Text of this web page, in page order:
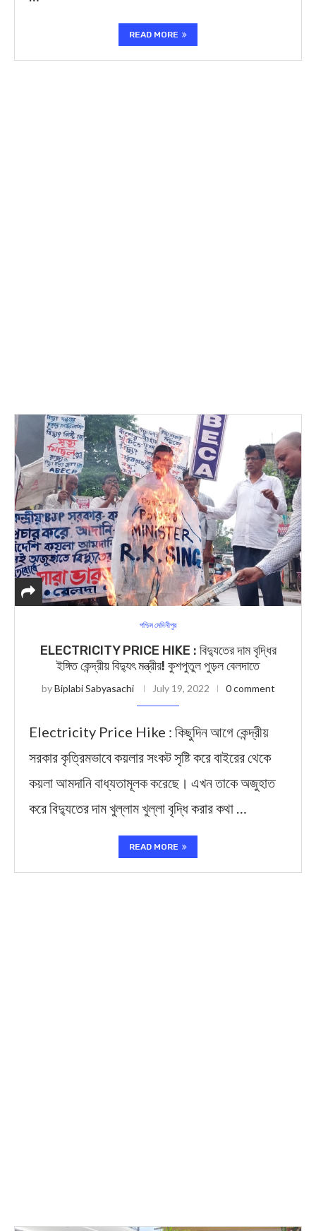
READ MORE
পশ্চিম মেদিনীপুর
ELECTRICITY PRICE HIKE : বিদ্যুতের দাম বৃদ্ধির
ইঙ্গিত কেন্দ্রীয় বিদ্যুৎ মন্ত্রীর! কুশপুতুল পুড়ল বেলদাতে
byBiplabi Sabyasachi July 19, 2022 0 comment
Electricity Price Hike : কিছুদিন আগে কেন্দ্রীয়
সরকার কৃত্রিমভাবে কয়লার সংকট সৃষ্টি করে বাইরের থেকে
কয়লা আমদানি বাধ্যতামূলক করেছে। এখন তাকে অজুহাত
করে বিদ্যুতের দাম খুল্লাম খুল্লা বৃদ্ধি করার কথা …
READ MORE